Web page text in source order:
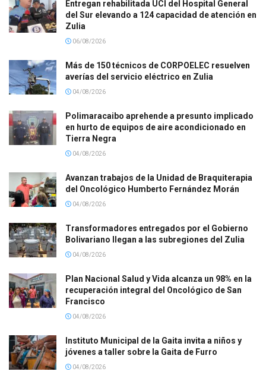
Entregan rehabilitada UCI del Hospital General
del Sur elevando a 124 capacidad de atención en
Zulia
06/08/2026
Más de 150 técnicos de CORPOELEC resuelven
averías del servicio eléctrico en Zulia
04/08/2026
Polimaracaibo aprehende a presunto implicado
en hurto de equipos de aire acondicionado en
Tierra Negra
04/08/2026
Avanzan trabajos de la Unidad de Braquiterapia
del Oncológico Humberto Fernández Morán
04/08/2026
Transformadores entregados por el Gobierno
Bolivariano llegan a las subregiones del Zulia
04/08/2026
Plan Nacional Salud y Vida alcanza un 98% en la
recuperación integral del Oncológico de San
Francisco
04/08/2026
Instituto Municipal de la Gaita invita a niños y
jóvenes a taller sobre la Gaita de Furro
04/08/2026